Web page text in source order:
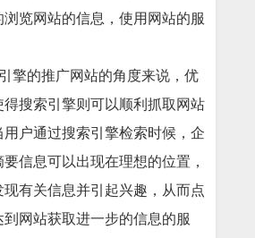
浏览网站的信息，使用网站的服
擎的推广网站的角度来说，优
搜索引擎则可以顺利抓取网站
用户通过搜索引擎检索时候，企
信息可以出现在理想的位置，
有关信息并引起兴趣，从而点
网站获取进一步的信息的服